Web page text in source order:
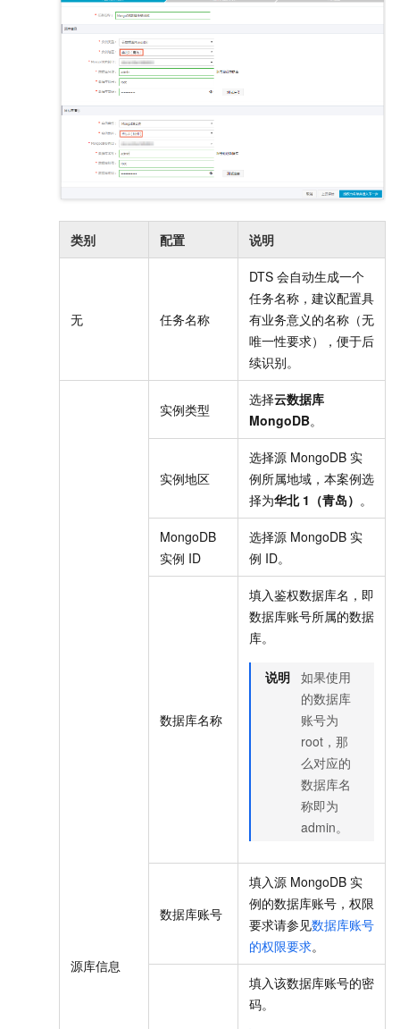
类别 配置 说明
无 任务名称
DTS 会自动生成一个
任务名称，建议配置具
有业务意义的名称（无
唯一性要求），便于后
续识别。
源库信息
实例类型
选择云数据库
MongoDB。
实例地区
选择源 MongoDB 实
例所属地域，本案例选
择为华北 1（青岛） 。
MongoDB
实例 ID
选择源 MongoDB 实
例 ID。
数据库名称
填入鉴权数据库名，即
数据库账号所属的数据
库。
说明 如果使用
的数据库
账号为
root，那
么对应的
数据库名
称即为
admin。
数据库账号
填入源 MongoDB 实
例的数据库账号，权限
要求请参见数据库账号
的权限要求。
填入该数据库账号的密
码。